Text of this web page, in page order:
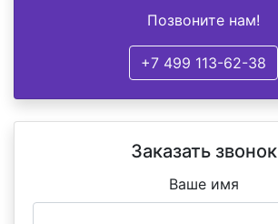
Позвоните нам!
+7 499 113-62-38
Заказать звонок
Ваше имя